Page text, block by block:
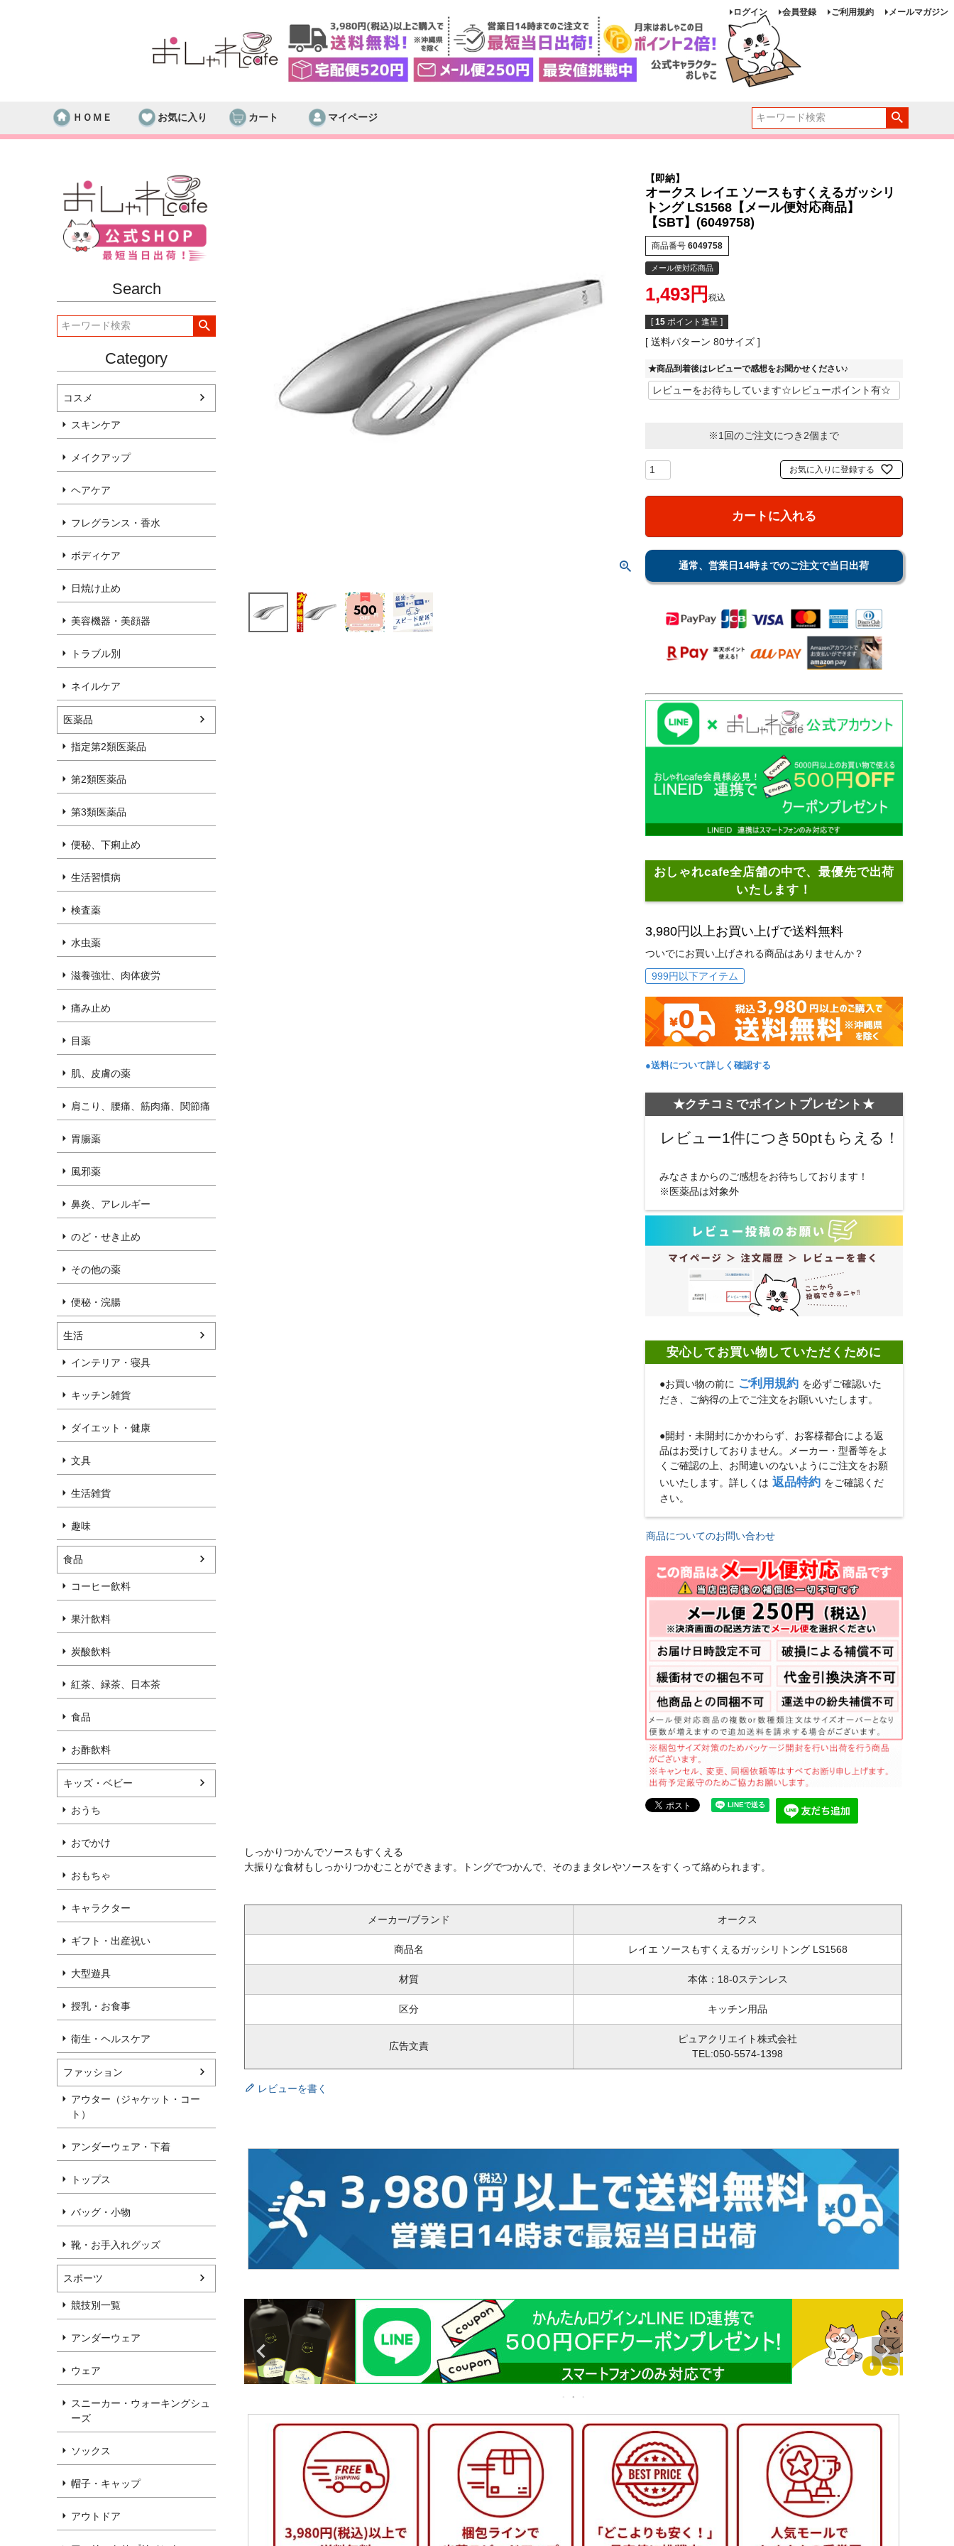
ログイン 会員登録 ご利用規約 メールマガジン
ＨＯＭＥ お気に入り カート マイページ
Search
Category
コスメ
スキンケア
メイクアップ
ヘアケア
フレグランス・香水
ボディケア
日焼け止め
美容機器・美顔器
トラブル別
ネイルケア
医薬品
指定第2類医薬品
第2類医薬品
第3類医薬品
便秘、下痢止め
生活習慣病
検査薬
水虫薬
滋養強壮、肉体疲労
痛み止め
目薬
肌、皮膚の薬
肩こり、腰痛、筋肉痛、関節痛
胃腸薬
風邪薬
鼻炎、アレルギー
のど・せき止め
その他の薬
便秘・浣腸
生活
インテリア・寝具
キッチン雑貨
ダイエット・健康
文具
生活雑貨
趣味
食品
コーヒー飲料
果汁飲料
炭酸飲料
紅茶、緑茶、日本茶
食品
お酢飲料
キッズ・ベビー
おうち
おでかけ
おもちゃ
キャラクター
ギフト・出産祝い
大型遊具
授乳・お食事
衛生・ヘルスケア
ファッション
アウター（ジャケット・コー
ト）
アンダーウェア・下着
トップス
バッグ・小物
靴・お手入れグッズ
スポーツ
競技別一覧
アンダーウェア
ウェア
スニーカー・ウォーキングシュ
ーズ
ソックス
帽子・キャップ
アウトドア
【即納】
オークス レイエ ソースもすくえるガッシリ
トング LS1568【メール便対応商品】
【SBT】(6049758)
商品番号 6049758
メール便対応商品
1,493 税込
[ 15 ポイント進呈 ]
送料パターン 80サイズ
★商品到着後はレビューで感想をお聞かせください♪
※1回のご注文につき2個まで
お気に入りに登録する
カートに入れる
通常、営業日14時までのご注文で当日出荷
おしゃれcafe全店舗の中で、最優先で出荷
いたします！
3,980円以上お買い上げで送料無料
ついでにお買い上げされる商品はありませんか？
999円以下アイテム
●送料について詳しく確認する
★クチコミでポイントプレゼント★
レビュー1件につき50ptもらえる！
みなさまからのご感想をお待ちしております！
※医薬品は対象外
安心してお買い物していただくために
●お買い物の前に ご利用規約 を必ずご確認いた
だき、ご納得の上でご注文をお願いいたします。
●開封・未開封にかかわらず、お客様都合による返
品はお受けしておりません。メーカー・型番等をよ
くご確認の上、お間違いのないようにご注文をお願
いいたします。詳しくは 返品特約 をご確認くだ
さい。
商品についてのお問い合わせ
しっかりつかんでソースもすくえる
大振りな食材もしっかりつかむことができます。トングでつかんで、そのままタレやソースをすくって絡められます。
メーカー/ブランド オークス
商品名 レイエ ソースもすくえるガッシリトング LS1568
材質 本体：18-0ステンレス
区分 キッチン用品
広告文責
ピュアクリエイト株式会社
TEL:050-5574-1398
レビューを書く